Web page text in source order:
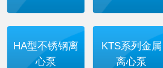
HA型不锈钢离
心泵
KTS系列金属
离心泵